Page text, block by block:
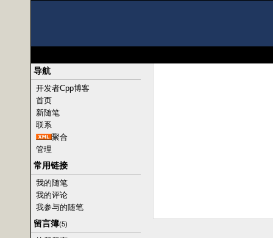
导航
开发者Cpp博客
首页
新随笔
联系
聚合
管理
常用链接
我的随笔
我的评论
我参与的随笔
留言簿(5)